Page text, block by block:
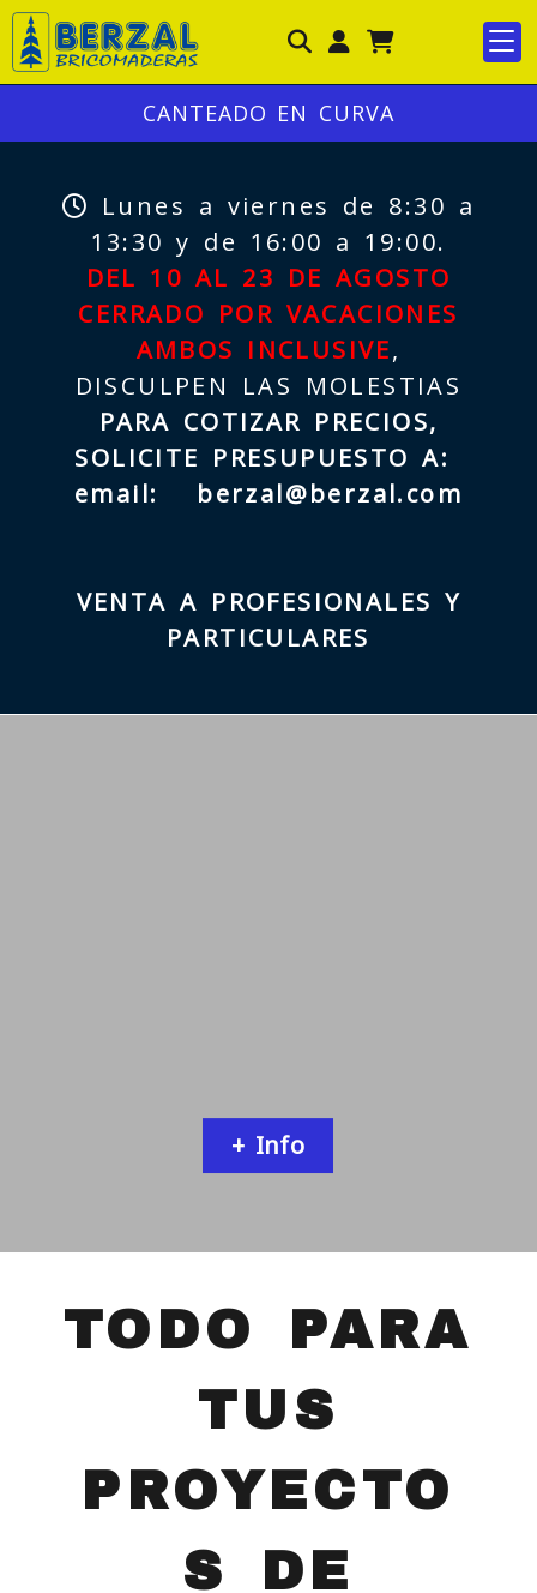
Identifícate
CANTEADO EN CURVA
Lunes a viernes de 8:30 a
13:30 y de 16:00 a 19:00.
DEL 10 AL 23 DE AGOSTO
CERRADO POR VACACIONES
AMBOS INCLUSIVE,
DISCULPEN LAS MOLESTIAS
PARA COTIZAR PRECIOS,
SOLICITE PRESUPUESTO A:
email: berzal@berzal.com
VENTA A PROFESIONALES Y
PARTICULARES
+ Info
TODO PARA
TUS
PROYECTO
S DE